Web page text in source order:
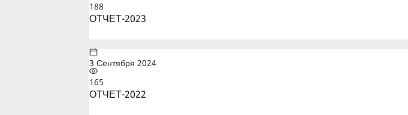
188
ОТЧЕТ-2023
3 Сентября 2024
165
ОТЧЕТ-2022